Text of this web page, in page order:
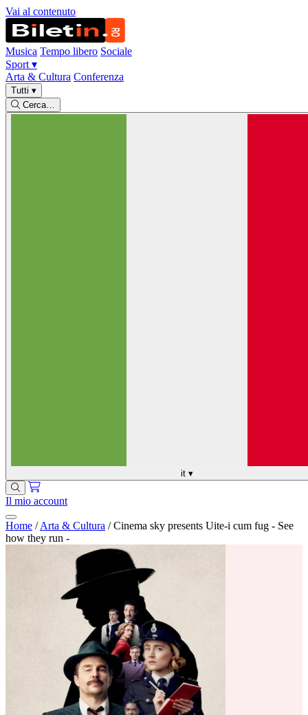
Vai al contenuto
Musica Tempo libero Sociale
Sport ▾
Arta & Cultura Conferenza
Tutti ▾
Cerca…
it ▾
Il mio account
Home / Arta & Cultura / Cinema sky presents Uite-i cum fug - See
how they run -